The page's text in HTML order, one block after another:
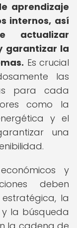
aprendizaje
internos, así
actualizar
garantizar la
Es crucial
las
para cada
como la
y el
una
y
deben
la
la búsqueda